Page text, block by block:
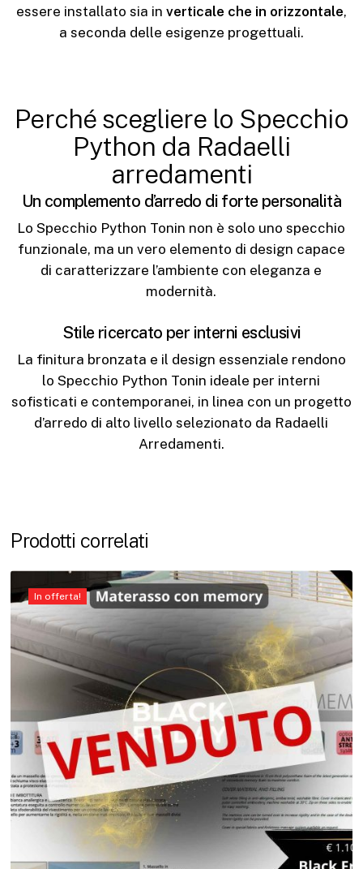
essere installato sia in verticale che in orizzontale,
a seconda delle esigenze progettuali.
Perché scegliere lo Specchio
Python da Radaelli
arredamenti
Un complemento d’arredo di forte personalità
Lo Specchio Python Tonin non è solo uno specchio
funzionale, ma un vero elemento di design capace
di caratterizzare l’ambiente con eleganza e
modernità.
Stile ricercato per interni esclusivi
La finitura bronzata e il design essenziale rendono
lo Specchio Python Tonin ideale per interni
sofisticati e contemporanei, in linea con un progetto
d’arredo di alto livello selezionato da Radaelli
Arredamenti.
Prodotti correlati
In offerta!